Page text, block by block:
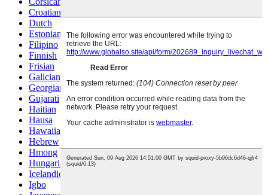
Croatian
Dutch
Estonian
Filipino
Finnish
Frisian
Galician
Georgian
Gujarati
Haitian
Hausa
Hawaiian
Hebrew
Hmong
Hungarian
Icelandic
Igbo